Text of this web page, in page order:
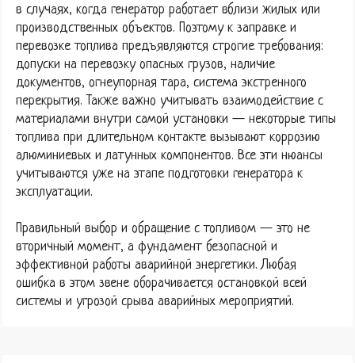
в случаях, когда генератор работает вблизи жилых или
производственных объектов. Поэтому к заправке и
перевозке топлива предъявляются строгие требования:
допуски на перевозку опасных грузов, наличие
документов, огнеупорная тара, система экстренного
перекрытия. Также важно учитывать взаимодействие с
материалами внутри самой установки — некоторые типы
топлива при длительном контакте вызывают коррозию
алюминиевых и латунных компонентов. Все эти нюансы
учитываются уже на этапе подготовки генератора к
эксплуатации.
Правильный выбор и обращение с топливом — это не
вторичный момент, а фундамент безопасной и
эффективной работы аварийной энергетики. Любая
ошибка в этом звене оборачивается остановкой всей
системы и угрозой срыва аварийных мероприятий.